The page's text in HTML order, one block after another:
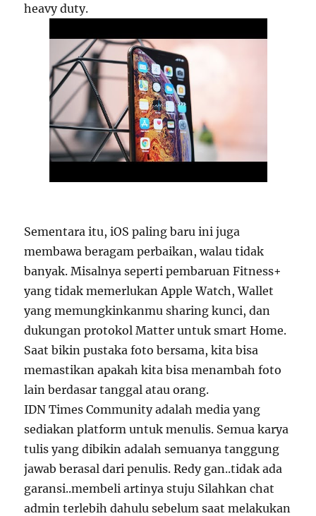
heavy duty.
Sementara itu, iOS paling baru ini juga
membawa beragam perbaikan, walau tidak
banyak. Misalnya seperti pembaruan Fitness+
yang tidak memerlukan Apple Watch, Wallet
yang memungkinkanmu sharing kunci, dan
dukungan protokol Matter untuk smart Home.
Saat bikin pustaka foto bersama, kita bisa
memastikan apakah kita bisa menambah foto
lain berdasar tanggal atau orang.
IDN Times Community adalah media yang
sediakan platform untuk menulis. Semua karya
tulis yang dibikin adalah semuanya tanggung
jawab berasal dari penulis. Redy gan..tidak ada
garansi..membeli artinya stuju Silahkan chat
admin terlebih dahulu sebelum saat melakukan